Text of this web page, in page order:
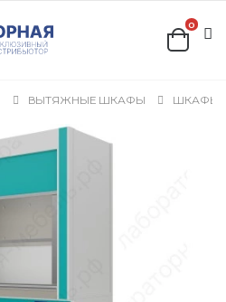
0
ВЫТЯЖНЫЕ ШКАФЫ ШКАФЫ